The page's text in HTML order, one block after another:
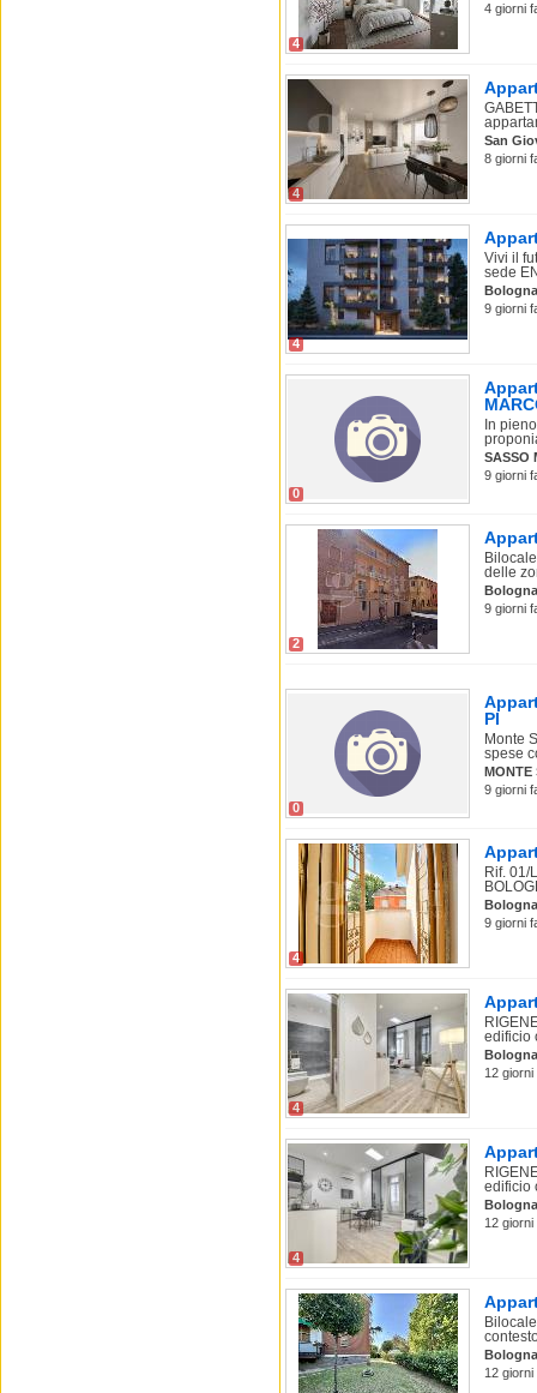
4
4 giorni
4
San
8 giorni
4
Vivi il
sede
Bologna
9 giorni
0
In
SASSO
9 giorni
2
delle
Bologna
9 giorni
0
PI
Monte
spese
MONTE
9 giorni
4
Rif. 01/
Bologna
9 giorni
4
edificio
Bologna
12
4
edificio
Bologna
12
Bologna
12